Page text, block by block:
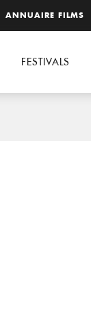
ANNUAIRE FILMS
FESTIVALS